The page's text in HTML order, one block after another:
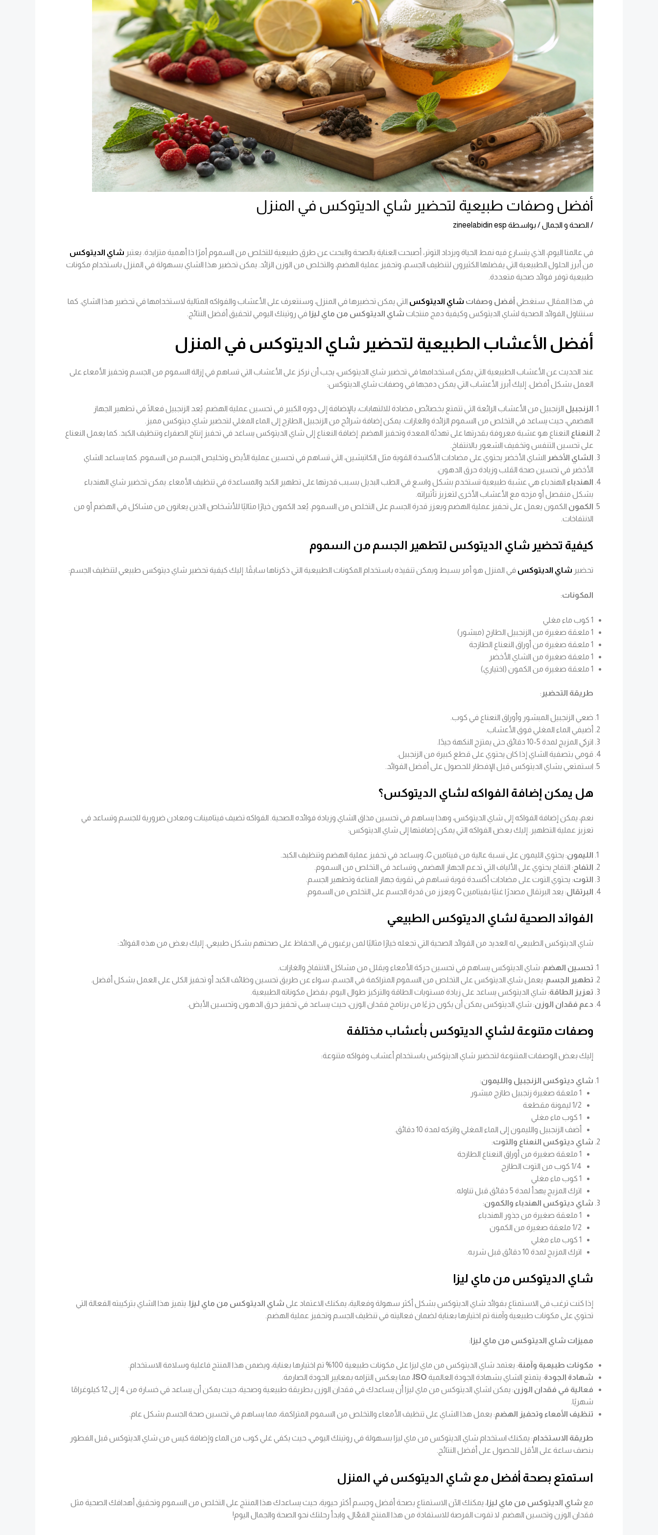
أفضل وصفات طبيعية لتحضير شاي الديتوكس في المنزل
/الصحة و الجمال/ بواسطة zineelabidin esp
في عالمنا اليوم، الذي يتسارع فيه نمط الحياة ويزداد التوتر، أصبحت العناية بالصحة والبحث عن طرق طبيعية للتخلص من السموم أمرًا ذا أهمية متزايدة. يعتبر شاي الديتوكس
من أبرز الحلول الطبيعية التي يفضلها الكثيرون لتنظيف الجسم، وتحفيز عملية الهضم، والتخلص من الوزن الزائد. يمكن تحضير هذا الشاي بسهولة في المنزل باستخدام مكونات
طبيعية توفر فوائد صحية متعددة.
في هذا المقال، سنغطي أفضل وصفات شاي الديتوكس التي يمكن تحضيرها في المنزل، وسنتعرف على الأعشاب والفواكه المثالية لاستخدامها في تحضير هذا الشاي. كما
سنتناول الفوائد الصحية لشاي الديتوكس وكيفية دمج منتجات شاي الديتوكس من ماي ليزا في روتينك اليومي لتحقيق أفضل النتائج.
أفضل الأعشاب الطبيعية لتحضير شاي الديتوكس في المنزل
عند الحديث عن الأعشاب الطبيعية التي يمكن استخدامها في تحضير شاي الديتوكس، يجب أن نركز على الأعشاب التي تساهم في إزالة السموم من الجسم وتحفيز الأمعاء على
العمل بشكل أفضل. إليك أبرز الأعشاب التي يمكن دمجها في وصفات شاي الديتوكس:
الزنجبيل الزنجبيل من الأعشاب الرائعة التي تتمتع بخصائص مضادة للالتهابات، بالإضافة إلى دوره الكبير في تحسين عملية الهضم. يُعد الزنجبيل فعالًا في تطهير الجهاز
الهضمي، حيث يساعد في التخلص من السموم الزائدة والغازات. يمكن إضافة شرائح من الزنجبيل الطازج إلى الماء المغلي لتحضير شاي ديتوكس مميز.
النعناع النعناع هو عشبة معروفة بقدرتها على تهدئة المعدة وتحفيز الهضم. إضافة النعناع إلى شاي الديتوكس يساعد في تحفيز إنتاج الصفراء وتنظيف الكبد. كما يعمل النعناع
على تحسين التنفس وتخفيف الشعور بالانتفاخ.
الشاي الأخضر الشاي الأخضر يحتوي على مضادات الأكسدة القوية مثل الكاتيشين، التي تساهم في تحسين عملية الأيض وتخليص الجسم من السموم. كما يساعد الشاي
الأخضر في تحسين صحة القلب وزيادة حرق الدهون.
الهندباء الهندباء هي عشبة طبيعية تستخدم بشكل واسع في الطب البديل بسبب قدرتها على تطهير الكبد والمساعدة في تنظيف الأمعاء. يمكن تحضير شاي الهندباء
بشكل منفصل أو مزجه مع الأعشاب الأخرى لتعزيز تأثيراته.
الكمون الكمون يعمل على تحفيز عملية الهضم ويعزز قدرة الجسم على التخلص من السموم. يُعد الكمون خيارًا مثاليًا للأشخاص الذين يعانون من مشاكل في الهضم أو من
الانتفاخات.
كيفية تحضير شاي الديتوكس لتطهير الجسم من السموم
تحضير شاي الديتوكس في المنزل هو أمر بسيط ويمكن تنفيذه باستخدام المكونات الطبيعية التي ذكرناها سابقًا. إليك كيفية تحضير شاي ديتوكس طبيعي لتنظيف الجسم:
المكونات:
1 كوب ماء مغلي
1 ملعقة صغيرة من الزنجبيل الطازج (مبشور)
1 ملعقة صغيرة من أوراق النعناع الطازجة
1 ملعقة صغيرة من الشاي الأخضر
1 ملعقة صغيرة من الكمون (اختياري)
طريقة التحضير :
ضعي الزنجبيل المبشور وأوراق النعناع في كوب.
أضيفي الماء المغلي فوق الأعشاب.
اتركي المزيج لمدة 5-10 دقائق حتى يمتزج النكهة جيدًا.
قومي بتصفية الشاي إذا كان يحتوي على قطع كبيرة من الزنجبيل.
استمتعي بشاي الديتوكس قبل الإفطار للحصول على أفضل الفوائد.
هل يمكن إضافة الفواكه لشاي الديتوكس؟
نعم، يمكن إضافة الفواكه إلى شاي الديتوكس، وهذا يساهم في تحسين مذاق الشاي وزيادة فوائده الصحية. الفواكه تضيف فيتامينات ومعادن ضرورية للجسم وتساعد في
تعزيز عملية التطهير. إليك بعض الفواكه التي يمكن إضافتها إلى شاي الديتوكس:
الليمون: يحتوي الليمون على نسبة عالية من فيتامين C، ويساعد في تحفيز عملية الهضم وتنظيف الكبد.
التفاح : التفاح يحتوي على الألياف التي تدعم الجهاز الهضمي وتساعد في التخلص من السموم.
التوت: يحتوي التوت على مضادات أكسدة قوية تساهم في تقوية جهاز المناعة وتطهير الجسم.
البرتقال: يعد البرتقال مصدرًا غنيًا بفيتامين C ويعزز من قدرة الجسم على التخلص من السموم.
الفوائد الصحية لشاي الديتوكس الطبيعي
شاي الديتوكس الطبيعي له العديد من الفوائد الصحية التي تجعله خيارًا مثاليًا لمن يرغبون في الحفاظ على صحتهم بشكل طبيعي. إليك بعض من هذه الفوائد:
تحسين الهضم: شاي الديتوكس يساهم في تحسين حركة الأمعاء ويقلل من مشاكل الانتفاخ والغازات.
تطهير الجسم: يعمل شاي الديتوكس على التخلص من السموم المتراكمة في الجسم، سواء عن طريق تحسين وظائف الكبد أو تحفيز الكلى على العمل بشكل أفضل.
تعزيز الطاقة: شاي الديتوكس يساعد على زيادة مستويات الطاقة والتركيز طوال اليوم، بفضل مكوناته الطبيعية.
دعم فقدان الوزن: شاي الديتوكس يمكن أن يكون جزءًا من برنامج فقدان الوزن، حيث يساعد في تحفيز حرق الدهون وتحسين الأيض.
وصفات متنوعة لشاي الديتوكس بأعشاب مختلفة
إليك بعض الوصفات المتنوعة لتحضير شاي الديتوكس باستخدام أعشاب وفواكه متنوعة:
شاي ديتوكس الزنجبيل والليمون:
1 ملعقة صغيرة زنجبيل طازج مبشور
1/2 ليمونة مقطعة
1 كوب ماء مغلي
أضف الزنجبيل والليمون إلى الماء المغلي واتركه لمدة 10 دقائق.
شاي ديتوكس النعناع والتوت:
1 ملعقة صغيرة من أوراق النعناع الطازجة
1/4 كوب من التوت الطازج
1 كوب ماء مغلي
اترك المزيج يهدأ لمدة 5 دقائق قبل تناوله.
شاي ديتوكس الهندباء والكمون:
1 ملعقة صغيرة من جذور الهندباء
1/2 ملعقة صغيرة من الكمون
1 كوب ماء مغلي
اترك المزيج لمدة 10 دقائق قبل شربه.
شاي الديتوكس من ماي ليزا
إذا كنت ترغب في الاستمتاع بفوائد شاي الديتوكس بشكل أكثر سهولة وفعالية، يمكنك الاعتماد على شاي الديتوكس من ماي ليزا . يتميز هذا الشاي بتركيبته الفعالة التي
تحتوي على مكونات طبيعية وآمنة تم اختيارها بعناية لضمان فعاليته في تنظيف الجسم وتحفيز عملية الهضم.
مميزات شاي الديتوكس من ماي ليزا:
مكونات طبيعية وآمنة: يعتمد شاي الديتوكس من ماي ليزا على مكونات طبيعية 100% تم اختيارها بعناية، ويضمن هذا المنتج فاعلية وسلامة الاستخدام.
شهادة الجودة: يتمتع الشاي بشهادة الجودة العالمية ISO ، مما يعكس التزامه بمعايير الجودة الصارمة.
فعالية في فقدان الوزن
: يمكن لشاي الديتوكس من ماي ليزا أن يساعدك في فقدان الوزن بطريقة طبيعية وصحية، حيث يمكن أن يساعد في خسارة من 4 إلى 12 كيلوغرامًا
شهريًا.
تنظيف الأمعاء وتحفيز الهضم: يعمل هذا الشاي على تنظيف الأمعاء والتخلص من السموم المتراكمة، مما يساهم في تحسين صحة الجسم بشكل عام.
طريقة الاستخدام: يمكنك استخدام شاي الديتوكس من ماي ليزا بسهولة في روتينك اليومي، حيث يكفي غلي كوب من الماء وإضافة كيس من شاي الديتوكس قبل الفطور
بنصف ساعة على الأقل للحصول على أفضل النتائج.
استمتع بصحة أفضل مع شاي الديتوكس في المنزل
مع شاي الديتوكس من ماي ليزا، يمكنك الآن الاستمتاع بصحة أفضل وجسم أكثر حيوية، حيث يساعدك هذا المنتج على التخلص من السموم وتحقيق أهدافك الصحية مثل
فقدان الوزن وتحسين الهضم. لا تفوت الفرصة للاستفادة من هذا المنتج الفعّال، وابدأ رحلتك نحو الصحة والجمال اليوم!